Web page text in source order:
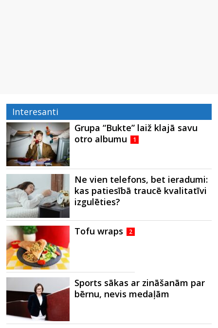
Interesanti
Grupa “Bukte” laiž klajā savu
otro albumu
1
Ne vien telefons, bet ieradumi:
kas patiesībā traucē kvalitatīvi
izgulēties?
Tofu wraps 2
Sports sākas ar zināšanām par
bērnu, nevis medaļām